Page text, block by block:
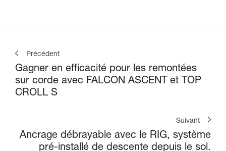
Précédent
Gagner en efficacité pour les remontées
sur corde avec FALCON ASCENT et TOP
CROLL S
Suivant
Ancrage débrayable avec le RIG, système
pré-installé de descente depuis le sol.